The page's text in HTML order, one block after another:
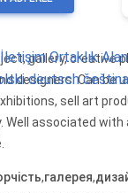
İletişim Ortaklık
deutsch čeština
gallery, creative
designers. Can be
sell art
Well associated with
,галерея,